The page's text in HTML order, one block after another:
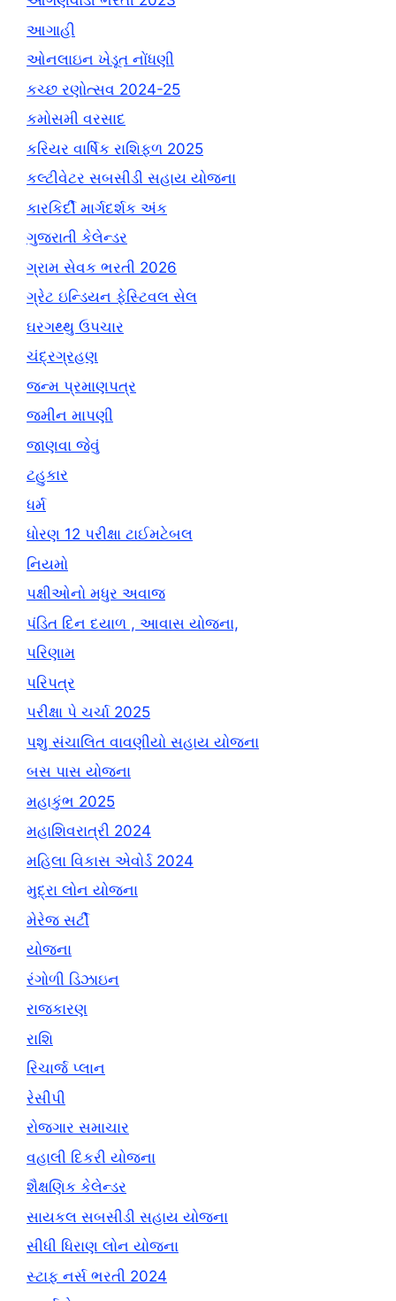
આગાહી
ઓનલાઇન ખેડૂત નોંધણી
કચ્છ રણોત્સવ 2024-25
કમોસમી વરસાદ
કરિયર વાર્ષિક રાશિફળ 2025
કલ્ટીવેટર સબસીડી સહાય યોજના
કારકિર્દી માર્ગદર્શક અંક
ગુજરાતી કેલેન્ડર
ગ્રામ સેવક ભરતી 2026
ગ્રેટ ઇન્ડિયન ફેસ્ટિવલ સેલ
ઘરગથ્થુ ઉપચાર
ચંદ્રગ્રહણ
જન્મ પ્રમાણપત્ર
જમીન માપણી
જાણવા જેવું
ટહુકાર
ધર્મ
ધોરણ 12 પરીક્ષા ટાઈમટેબલ
નિયમો
પક્ષીઓનો મધુર અવાજ
પંડિત દિન દયાળ , આવાસ યોજના,
પરિણામ
પરિપત્ર
પરીક્ષા પે ચર્ચા 2025
પશુ સંચાલિત વાવણીયો સહાય યોજના
બસ પાસ યોજના
મહાકુંભ 2025
મહાશિવરાત્રી 2024
મહિલા વિકાસ એવોર્ડ 2024
મુદ્રા લોન યોજના
મેરેજ સર્ટી
યોજના
રંગોળી ડિઝાઇન
રાજકારણ
રાશિ
રિચાર્જ પ્લાન
રેસીપી
રોજગાર સમાચાર
વહાલી દિકરી યોજના
શૈક્ષણિક કેલેન્ડર
સાયકલ સબસીડી સહાય યોજના
સીધી ધિરાણ લોન યોજના
સ્ટાફ નર્સ ભરતી 2024